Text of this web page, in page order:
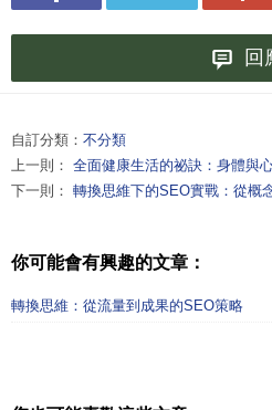
回
自訂分類： 不分類
上一則： 全面健康生活的祕訣：身體與
下一則： 轉換思維下的SEO實戰：從概
你可能會有興趣的文章：
轉換思維：從流量到成果的SEO策略